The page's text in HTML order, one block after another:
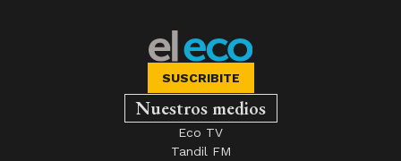
SUSCRIBITE
Nuestros medios
Eco TV
Tandil FM